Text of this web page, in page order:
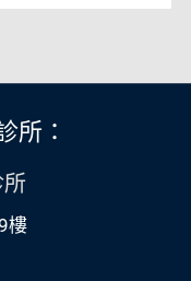
所：
所
樓